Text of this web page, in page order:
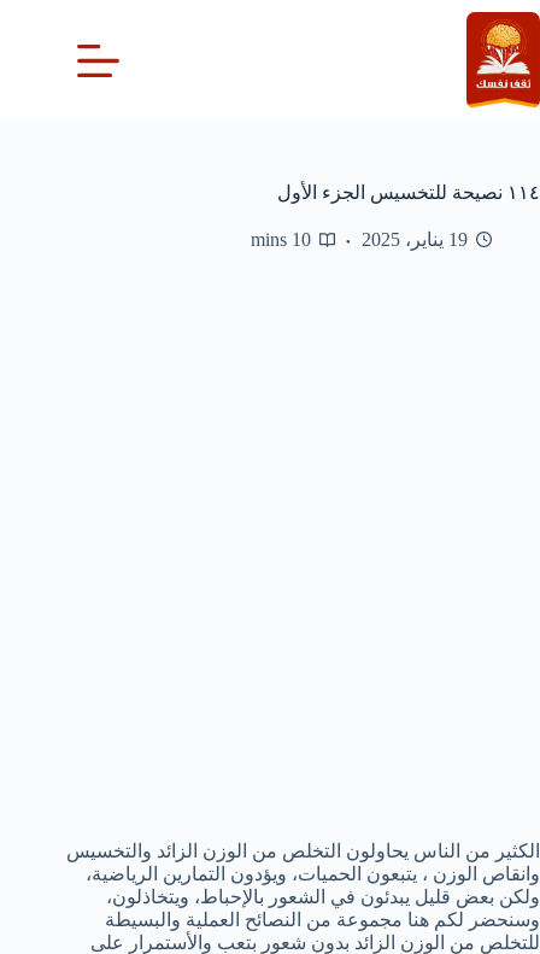
التجاوز
إلى
المحتوى
١١٤ نصيحة للتخسيس الجزء الأول
19 يناير، 2025 10 mins
الكثير من الناس يحاولون التخلص من الوزن الزائد والتخسيس
وانقاص الوزن ، يتبعون الحميات، ويؤدون التمارين الرياضية،
ولكن بعض قليل يبدئون في الشعور بالإحباط، ويتخاذلون،
وسنحضر لكم هنا مجموعة من النصائح العملية والبسيطة
للتخلص من الوزن الزائد بدون شعور بتعب والأستمرار على